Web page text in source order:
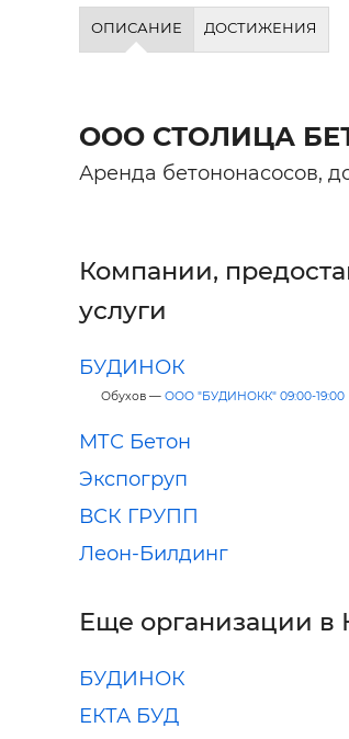
ОПИСАНИЕ ДОСТИЖЕНИЯ
ООО СТОЛИЦА
Аренда бетононасосов,
Компании,
услуги
БУДИНОК
Обухов — ООО "БУДИНОКК" 09:00-19:00
МТС Бетон
Экспогруп
ВСК ГРУПП
Леон-Билдинг
Еще организации в
БУДИНОК
ЕКТА БУД